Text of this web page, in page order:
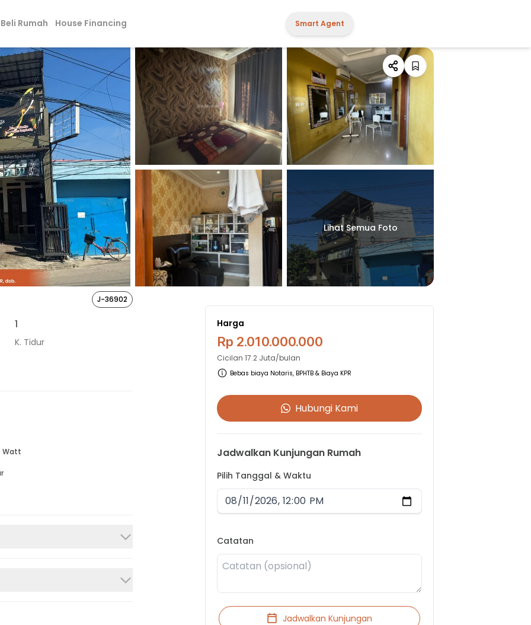
Beli Rumah House Financing Smart Agent
Lihat Semua Foto
J-36902
1
K. Tidur
Watt
Harga
Rp 2.010.000.000
Cicilan17.2 Juta/bulan
Bebas biaya Notaris, BPHTB & Biaya KPR
Hubungi Kami
Jadwalkan Kunjungan Rumah
Pilih Tanggal & Waktu
Catatan
Jadwalkan Kunjungan